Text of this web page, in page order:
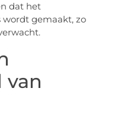
dat het
wordt gemaakt, zo
van